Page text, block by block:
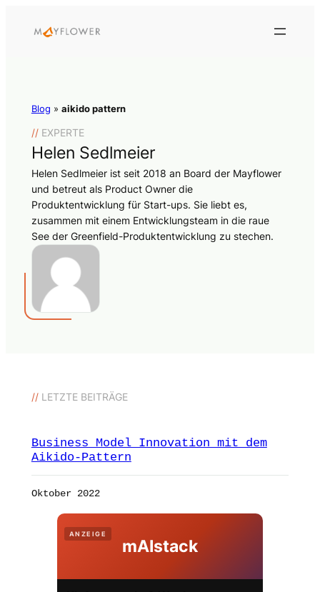
Blog » aikido pattern
//EXPERTE
Helen Sedlmeier
Helen Sedlmeier ist seit 2018 an Board der Mayflower
und betreut als Product Owner die
Produktentwicklung für Start-ups. Sie liebt es,
zusammen mit einem Entwicklungsteam in die raue
See der Greenfield-Produktentwicklung zu stechen.
//LETZTE BEITRÄGE
Business Model Innovation mit dem
Aikido-Pattern
Oktober 2022
ANZEIGE
mAIstack